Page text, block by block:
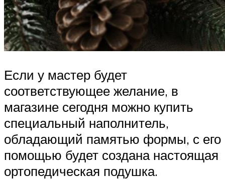
Если у мастер будет
соответствующее желание, в
магазине сегодня можно купить
специальный наполнитель,
обладающий памятью формы, с его
помощью будет создана настоящая
ортопедическая подушка.